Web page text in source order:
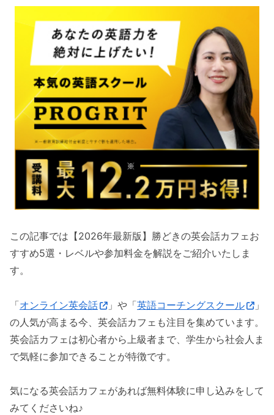
この記事では【2026年最新版】勝どきの英会話カフェお
すすめ5選・レベルや参加料金を解説をご紹介いたしま
す。
「オンライン英会話 」や「英語コーチングスクール
」
の人気が高まる今、英会話カフェも注目を集めています。
英会話カフェは初心者から上級者まで、学生から社会人ま
で気軽に参加できることが特徴です。
気になる英会話カフェがあれば無料体験に申し込みをして
みてくださいね♪